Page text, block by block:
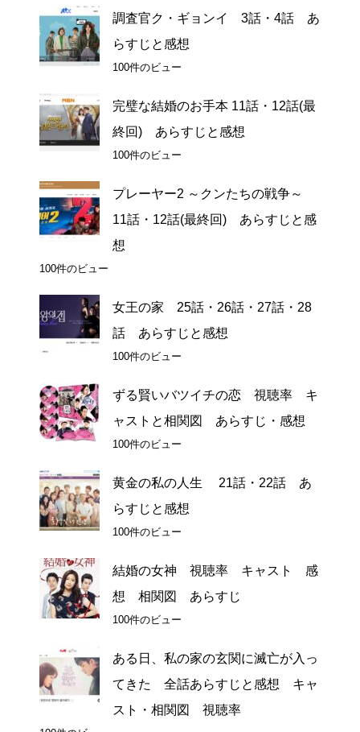
調査官ク・ギョンイ 3話・4話 あ
らすじと感想
100件のビュー
完璧な結婚のお手本 11話・12話(最
終回) あらすじと感想
100件のビュー
プレーヤー2 ～クンたちの戦争～
11話・12話(最終回) あらすじと感
想
100件のビュー
女王の家 25話・26話・27話・28
話 あらすじと感想
100件のビュー
ずる賢いバツイチの恋 視聴率 キ
ャストと相関図 あらすじ・感想
100件のビュー
黄金の私の人生 21話・22話 あ
らすじと感想
100件のビュー
結婚の女神 視聴率 キャスト 感
想 相関図 あらすじ
100件のビュー
ある日、私の家の玄関に滅亡が入っ
てきた 全話あらすじと感想 キャ
スト・相関図 視聴率